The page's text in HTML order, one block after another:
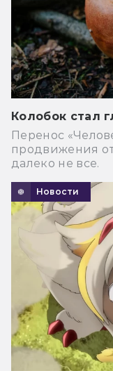
Колобок стал
Перенос
продвижения
далеко не все.
Новости